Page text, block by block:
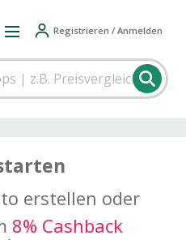
Registrieren / Anmelden
erstellen oder
8% Cashback